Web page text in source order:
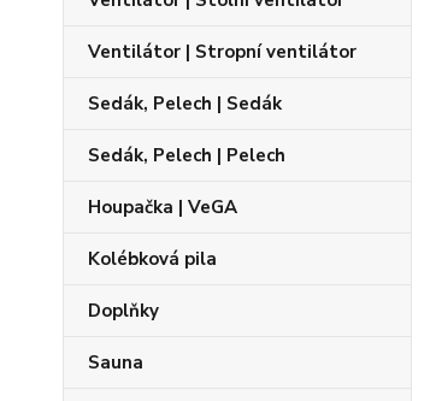
Ventilátor | Stropní ventilátor
Sedák, Pelech | Sedák
Sedák, Pelech | Pelech
Houpačka | VeGA
Kolébková pila
Doplňky
Sauna